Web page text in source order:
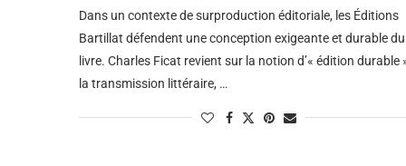
Dans un contexte de surproduction éditoriale, les Éditions
Bartillat défendent une conception exigeante et durable du
livre. Charles Ficat revient sur la notion d’« édition durable
la transmission littéraire, …